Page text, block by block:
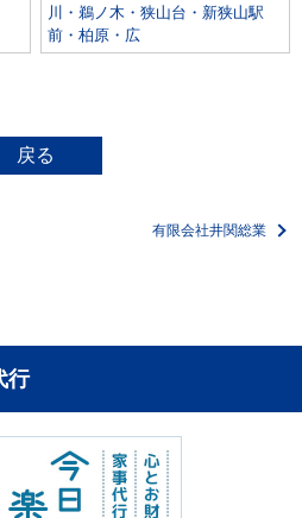
川・鵜ノ木・狭山台・新狭山駅
前・柏原・広
戻る
有限会社井関総業
行